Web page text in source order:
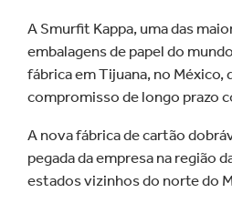
A Smurfit Kappa, uma das
embalagens de papel do
fábrica em Tijuana, no
compromisso de longo prazo
A nova fábrica de cartão
pegada da empresa na região
estados vizinhos do norte do